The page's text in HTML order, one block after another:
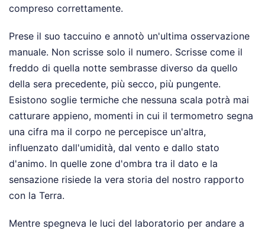
compreso correttamente.
Prese il suo taccuino e annotò un'ultima osservazione
manuale. Non scrisse solo il numero. Scrisse come il
freddo di quella notte sembrasse diverso da quello
della sera precedente, più secco, più pungente.
Esistono soglie termiche che nessuna scala potrà mai
catturare appieno, momenti in cui il termometro segna
una cifra ma il corpo ne percepisce un'altra,
influenzato dall'umidità, dal vento e dallo stato
d'animo. In quelle zone d'ombra tra il dato e la
sensazione risiede la vera storia del nostro rapporto
con la Terra.
Mentre spegneva le luci del laboratorio per andare a